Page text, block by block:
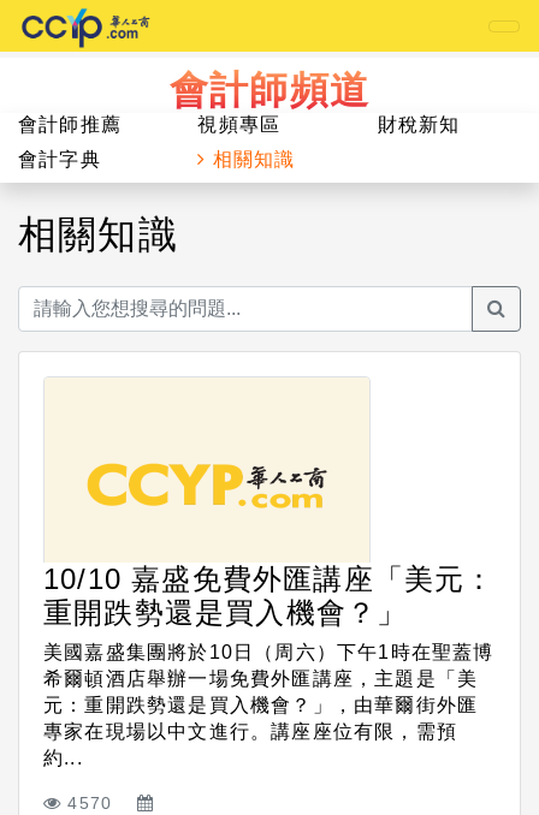
會計師頻道
會計師推薦 視頻專區
財稅新知
會計字典
相關知識
相關知識
10/10 嘉盛免費外匯講座「美元：
重開跌勢還是買入機會？」
美國嘉盛集團將於10日（周六）下午1時在聖蓋博
希爾頓酒店舉辦一場免費外匯講座，主題是「美
元：重開跌勢還是買入機會？」，由華爾街外匯
專家在現場以中文進行。講座座位有限，需預
約...
4570